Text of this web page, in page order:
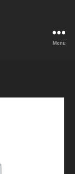
Menu